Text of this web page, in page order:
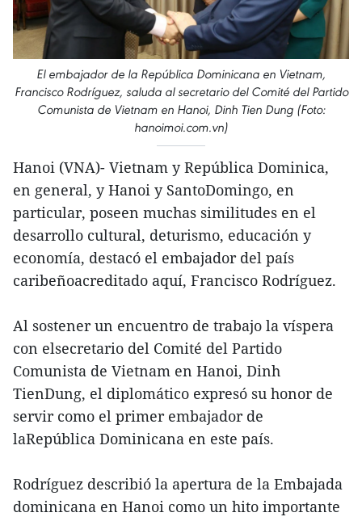
El embajador de la República Dominicana en Vietnam,
Francisco Rodríguez, saluda al secretario del Comité del Partido
Comunista de Vietnam en Hanoi, Dinh Tien Dung (Foto:
hanoimoi.com.vn)
Hanoi (VNA)- Vietnam y República Dominica,
en general, y Hanoi y SantoDomingo, en
particular, poseen muchas similitudes en el
desarrollo cultural, deturismo, educación y
economía, destacó el embajador del país
caribeñoacreditado aquí, Francisco Rodríguez.
Al sostener un encuentro de trabajo la víspera
con elsecretario del Comité del Partido
Comunista de Vietnam en Hanoi, Dinh
TienDung, el diplomático expresó su honor de
servir como el primer embajador de
laRepública Dominicana en este país.
Rodríguez describió la apertura de la Embajada
dominicana en Hanoi como un hito importante